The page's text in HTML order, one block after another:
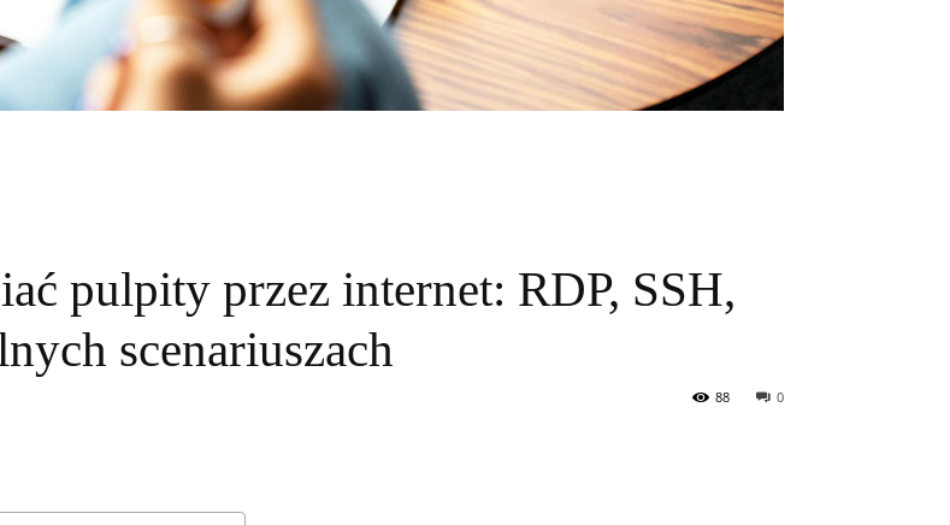
pulpity przez internet: RDP, SSH,
scenariuszach
0
88